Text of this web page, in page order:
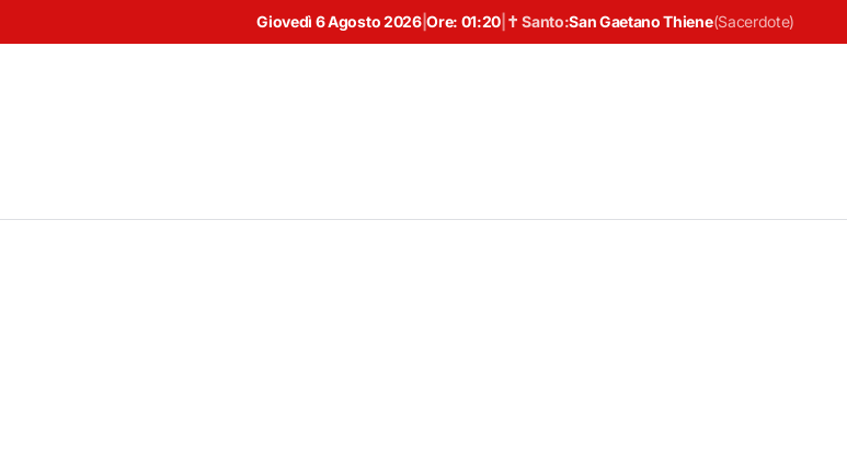
Giovedì 6 Agosto 2026|Ore: 01:20 ✝ Santo:San Gaetano Thiene(Sacerdote)